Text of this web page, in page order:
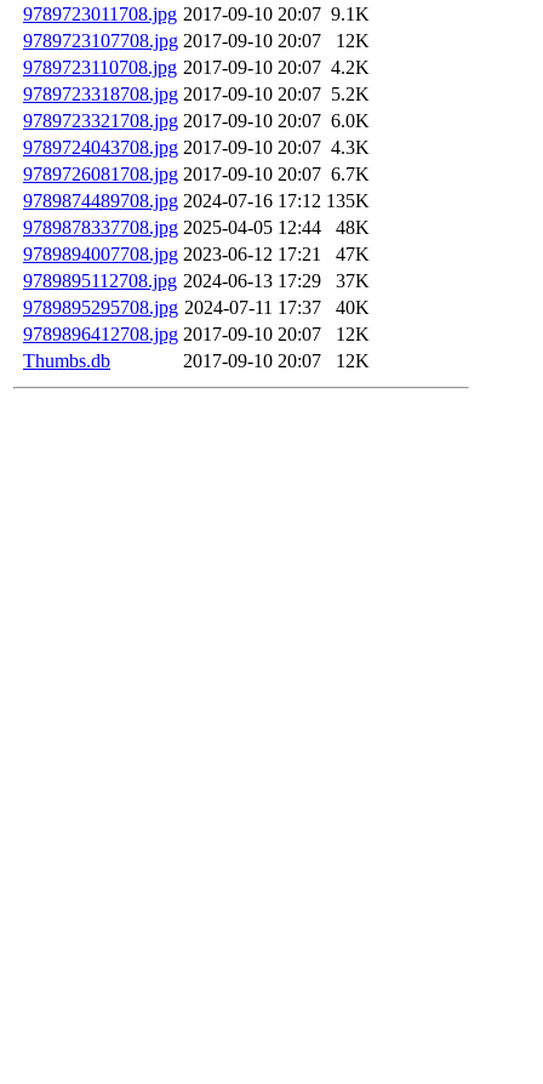
9789723011708.jpg 2017-09-10 20:07 9.1K
9789723107708.jpg 2017-09-10 20:07
12K
9789723110708.jpg 2017-09-10 20:07 4.2K
9789723318708.jpg 2017-09-10 20:07 5.2K
9789723321708.jpg 2017-09-10 20:07 6.0K
9789724043708.jpg 2017-09-10 20:07 4.3K
9789726081708.jpg 2017-09-10 20:07 6.7K
9789874489708.jpg 2024-07-16 17:12 135K
9789878337708.jpg 2025-04-05 12:44
48K
9789894007708.jpg 2023-06-12 17:21
47K
9789895112708.jpg 2024-06-13 17:29
37K
9789895295708.jpg 2024-07-11 17:37
40K
9789896412708.jpg 2017-09-10 20:07
12K
Thumbs.db
2017-09-10 20:07 12K